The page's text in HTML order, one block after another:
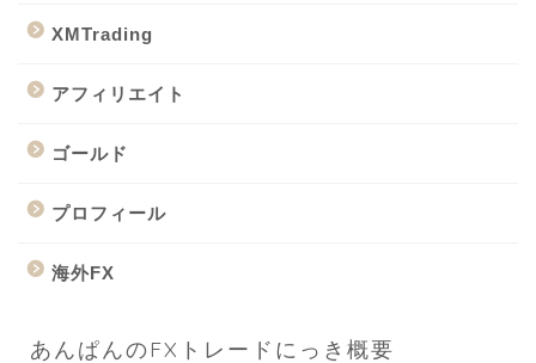
XMTrading
アフィリエイト
ゴールド
プロフィール
海外FX
あんぱんのFXトレードにっき概要